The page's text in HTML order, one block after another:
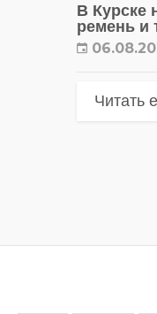
В Курске
ремень и
Читать